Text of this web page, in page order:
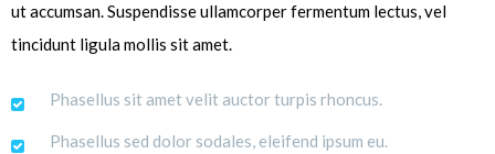
ut accumsan. Suspendisse ullamcorper fermentum lectus, vel
tincidunt ligula mollis sit amet.
Phasellus sit amet velit auctor turpis rhoncus.
Phasellus sed dolor sodales, eleifend ipsum eu.